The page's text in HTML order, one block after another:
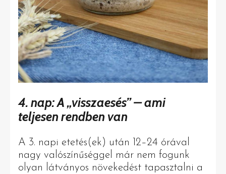
4. nap: A „visszaesés” – ami
teljesen rendben van
A 3. napi etetés(ek) után 12–24 órával
nagy valószínűséggel már nem fogunk
olyan látványos növekedést tapasztalni a